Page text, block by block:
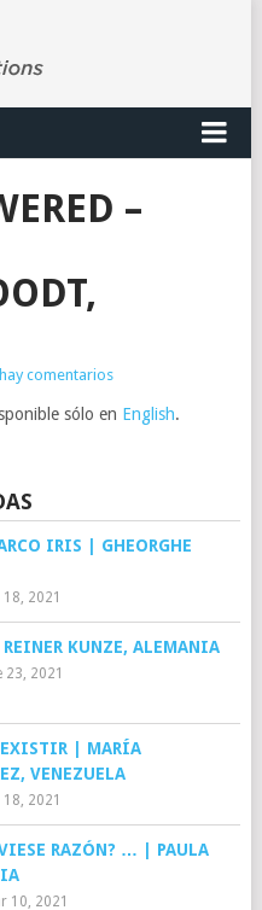
–
comentarios
sólo en English.
IRIS | GHEORGHE
2021
KUNZE, ALEMANIA
23, 2021
| MARÍA
VENEZUELA
2021
RAZÓN? … | PAULA
10, 2021